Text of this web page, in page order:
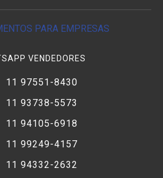
PARA EMPRESAS
VENDEDORES
11 97551-8430
11 93738-5573
11 94105-6918
11 99249-4157
11 94332-2632